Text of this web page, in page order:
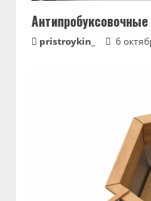
pristroykin_ 6